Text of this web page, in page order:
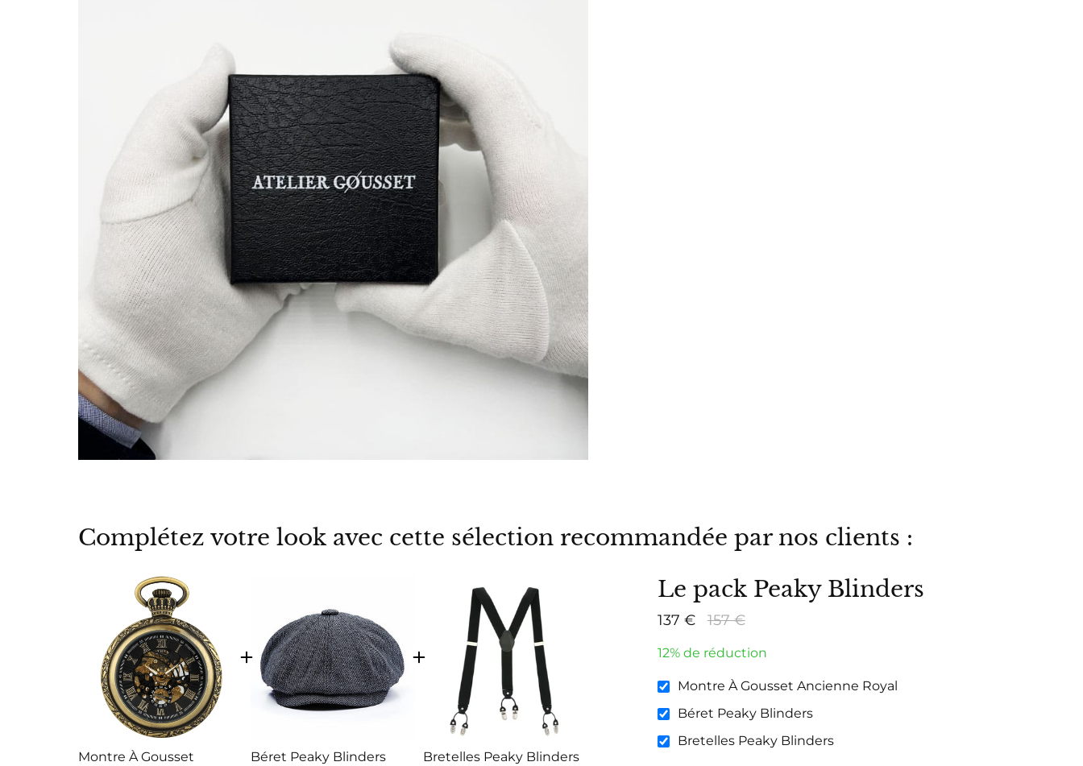
Complétez votre look avec cette sélection recommandée par nos clients :
Montre À Gousset
Béret Peaky Blinders
Bretelles Peaky Blinders
Le pack Peaky Blinders
137 € 157 €
12% de réduction
Montre À Gousset Ancienne Royal
Béret Peaky Blinders
Bretelles Peaky Blinders